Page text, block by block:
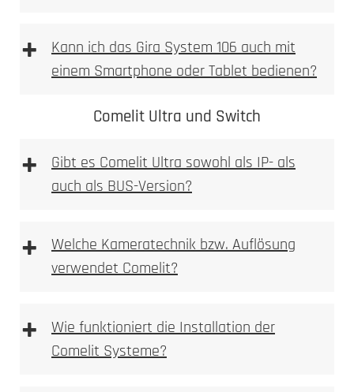
Weitwinkelobjektiv
Integrierte Bewegungsmelder mit
umfangreicheren Erkennungsoptionen
KNX und Loxone
Ideal für größere Wohnanlagen und gewerbliche
+
Kann ich das Gira System 106 auch mit
einem Smartphone oder Tablet bedienen?
Comelit Ultra und Switch
+
Gibt es Comelit Ultra sowohl als IP- als
auch als BUS-Version?
+
Welche Kameratechnik bzw. Auflösung
verwendet Comelit?
+
Wie funktioniert die Installation der
Comelit Systeme?